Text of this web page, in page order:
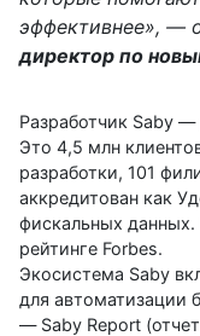
эффективнее», —
директор по
Разработчик Saby —
Это 4,5 млн
разработки, 101
аккредитован как
фискальных
рейтинге Forbes.
Экосистема Saby
для автоматизации
— Saby Report